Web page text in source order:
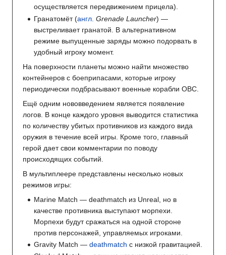
осуществляется передвижением прицела).
Гранатомёт (англ. Grenade Launcher) —
выстреливает гранатой. В альтернативном
режиме выпущенные заряды можно подорвать в
удобный игроку момент.
На поверхности планеты можно найти множество
контейнеров с боеприпасами, которые игроку
периодически подбрасывают военные корабли ОВС.
Ещё одним нововведением является появление
логов. В конце каждого уровня выводится статистика
по количеству убитых противников из каждого вида
оружия в течение всей игры. Кроме того, главный
герой дает свои комментарии по поводу
происходящих событий.
В мультиплеере представлены несколько новых
режимов игры:
Marine Match — deathmatch из Unreal, но в
качестве противника выступают морпехи.
Морпехи будут сражаться на одной стороне
против персонажей, управляемых игроками.
Gravity Match —deathmatch с низкой гравитацией.